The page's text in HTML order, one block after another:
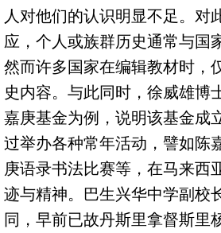
人对他们的认识明显不足。对
应，个人或族群历史通常与国
然而许多国家在编辑教材时，
史内容。与此同时，徐威雄博
嘉庚基金为例，说明该基金成
过举办各种常年活动，譬如陈
庚语录书法比赛等，在马来西
迹与精神。巴生兴华中学副校
同，早前已故丹斯里拿督斯里